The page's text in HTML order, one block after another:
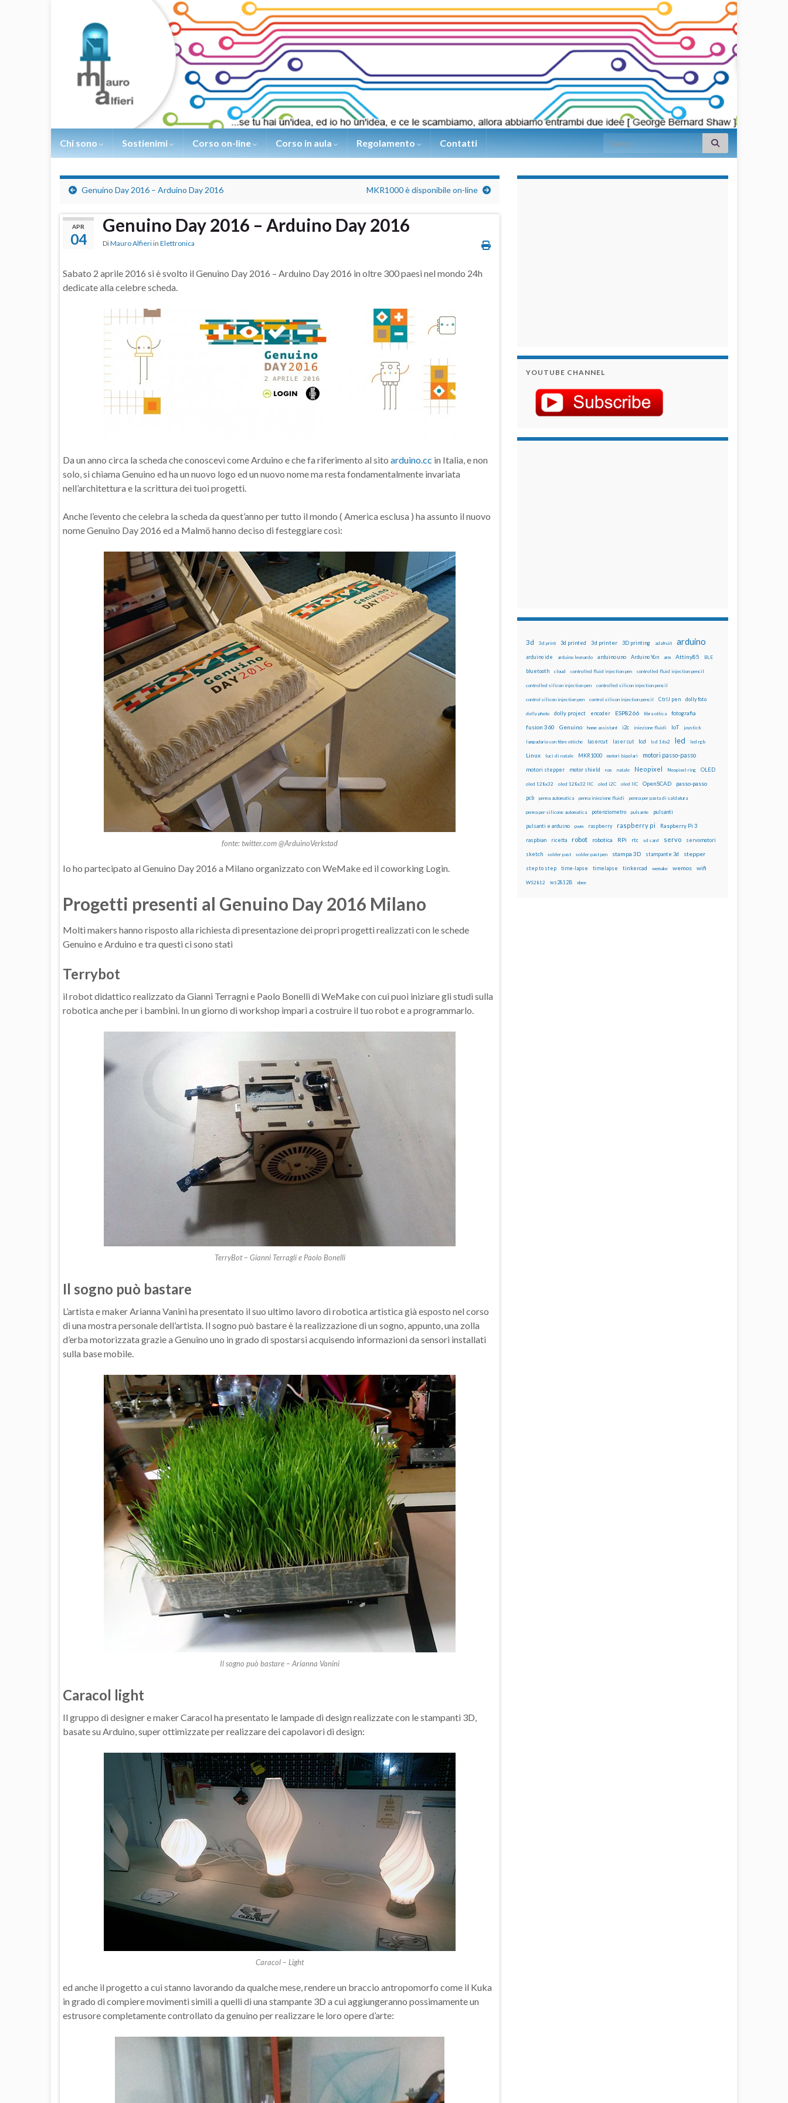
Chi sono Sostienimi Corso on-line Corso in aula Regolamento Contatti Search for:
Genuino Day 2016 – Arduino Day 2016 MKR1000 è disponibile on-line
APR
04
Genuino Day 2016 – Arduino Day 2016
DiMauro Alfieri in Elettronica
Sabato 2 aprile 2016 si è svolto il Genuino Day 2016 – Arduino Day 2016 in oltre 300 paesi nel mondo 24h
dedicate alla celebre scheda.
Da un anno circa la scheda che conoscevi come Arduino e che fa riferimento al sito arduino.cc in Italia, e non
solo, si chiama Genuino ed ha un nuovo logo ed un nuovo nome ma resta fondamentalmente invariata
nell’architettura e la scrittura dei tuoi progetti.
Anche l’evento che celebra la scheda da quest’anno per tutto il mondo ( America esclusa ) ha assunto il nuovo
nome Genuino Day 2016 ed a Malmö hanno deciso di festeggiare così:
fonte: twitter.com @ArduinoVerkstad
Io ho partecipato al Genuino Day 2016 a Milano organizzato con WeMake ed il coworking Login.
Progetti presenti al Genuino Day 2016 Milano
Molti makers hanno risposto alla richiesta di presentazione dei propri progetti realizzati con le schede
Genuino e Arduino e tra questi ci sono stati
Terrybot
il robot didattico realizzato da Gianni Terragni e Paolo Bonelli di WeMake con cui puoi iniziare gli studi sulla
robotica anche per i bambini. In un giorno di workshop impari a costruire il tuo robot e a programmarlo.
TerryBot – Gianni Terragli e Paolo Bonelli
Il sogno può bastare
L’artista e maker Arianna Vanini ha presentato il suo ultimo lavoro di robotica artistica già esposto nel corso
di una mostra personale dell’artista. Il sogno può bastare è la realizzazione di un sogno, appunto, una zolla
d’erba motorizzata grazie a Genuino uno in grado di spostarsi acquisendo informazioni da sensori installati
sulla base mobile.
Il sogno può bastare – Arianna Vanini
Caracol light
Il gruppo di designer e maker Caracol ha presentato le lampade di design realizzate con le stampanti 3D,
basate su Arduino, super ottimizzate per realizzare dei capolavori di design:
Caracol – Light
ed anche il progetto a cui stanno lavorando da qualche mese, rendere un braccio antropomorfo come il Kuka
in grado di compiere movimenti simili a quelli di una stampante 3D a cui aggiungeranno possimamente un
estrusore completamente controllato da genuino per realizzare le loro opere d’arte:
YOUTUBE CHANNEL
3d 3d print 3d printed 3d printer 3D printing adafruit arduino
arduino ide arduino leonardo arduino uno Arduino Yún arm Attiny85 BLE
bluetooth cloud controlled fluid injection pen controlled fluid injection pencil
controlled silicon injection pen controlled silicon injection pencil
control silicon injection pen control silicon injection pencil CtrlJ pen dolly foto
dolly photo dolly project encoder ESP8266 fibra ottica fotografia
fusion 360 Genuino home assistant i2c iniezione fluidi IoT joystick
lampadario con fibre ottiche lasercut laser cut lcd lcd 16x2 led led rgb
Linux luci di natale MKR1000 motori bipolari motori passo-passo
motori stepper motor shield nas natale Neopixel Neopixel ring OLED
oled 128x32 oled 128x32 IIC oled i2C oled IIC OpenSCAD passo-passo
pcb penna automatica penna iniezione fluidi penna per pasta di saldatura
penna per silicone automatica potenziometro pulsante pulsanti
pulsanti e arduino pwm raspberry raspberry pi Raspberry Pi 3
raspbian ricetta robot robotica RPi rtc sd card servo servomotori
sketch solder past solder past pen stampa 3D stampante 3d stepper
step to step time-lapse timelapse tinkercad wemake wemos wifi
WS2812 ws2812B xbee